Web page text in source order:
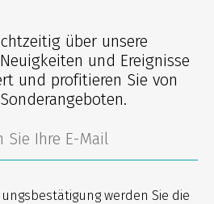
über unsere
und Ereignisse
und profitieren Sie von
werden Sie die